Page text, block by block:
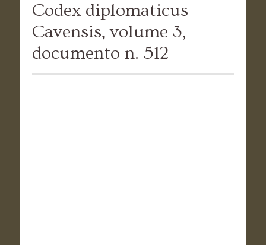
Codex diplomaticus
Cavensis, volume 3,
documento n. 512